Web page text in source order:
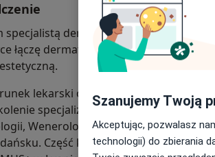
specjalistą dermatologii i wenerologii
łączę dermatologię kliniczną,
lekarski oraz farmację na
specjalizacyjne z dermatologii i
Wenerologii i Alergologii
Część kształcenia
Szanujemy Twoją
Akceptując, pozwalasz
technologii) do zbierania